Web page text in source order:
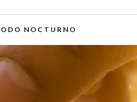
NOCTURNO